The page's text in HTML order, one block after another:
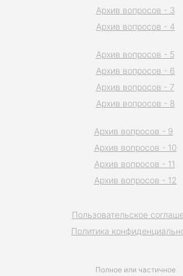
Полное или частичное
Пользовательское
Политика
Архив вопросов - 3
Архив вопросов - 4
Архив вопросов - 5
Архив вопросов - 6
Архив вопросов - 7
Архив вопросов - 8
Архив вопросов - 9
Архив вопросов - 10
Архив вопросов - 11
Архив вопросов - 12